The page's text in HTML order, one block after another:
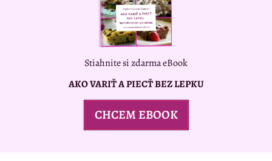
Stiahnite si zdarma eBook
AKO VARIŤ A PIECŤ BEZ LEPKU
CHCEM EBOOK